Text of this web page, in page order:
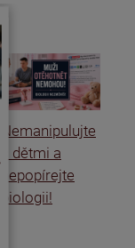
Nemanipulujte
s dětmi a
nepopírejte
biologii!